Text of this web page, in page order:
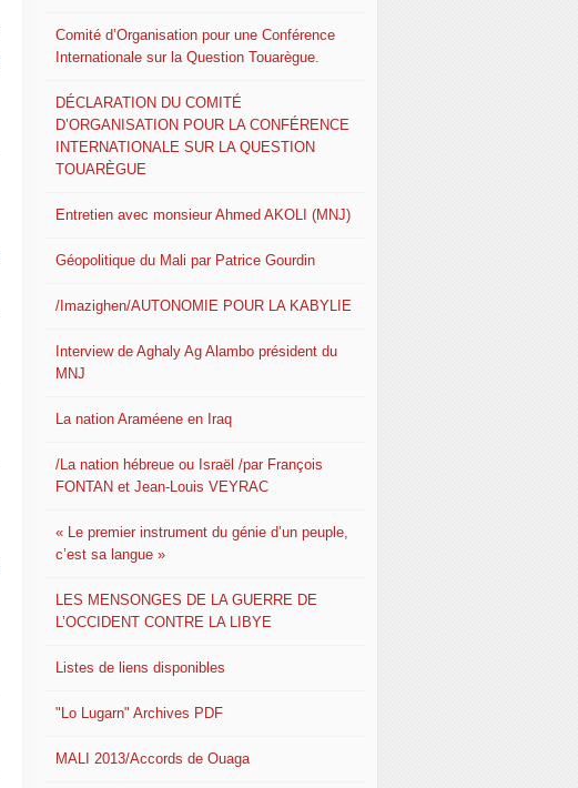
Comité d’Organisation pour une Conférence
Internationale sur la Question Touarègue.
DÉCLARATION DU COMITÉ
D’ORGANISATION POUR LA CONFÉRENCE
INTERNATIONALE SUR LA QUESTION
TOUARÈGUE
Entretien avec monsieur Ahmed AKOLI (MNJ)
Géopolitique du Mali par Patrice Gourdin
/Imazighen/AUTONOMIE POUR LA KABYLIE
Interview de Aghaly Ag Alambo président du
MNJ
La nation Araméene en Iraq
/La nation hébreue ou Israël /par François
FONTAN et Jean-Louis VEYRAC
« Le premier instrument du génie d’un peuple,
c’est sa langue »
LES MENSONGES DE LA GUERRE DE
L’OCCIDENT CONTRE LA LIBYE
Listes de liens disponibles
"Lo Lugarn" Archives PDF
MALI 2013/Accords de Ouaga